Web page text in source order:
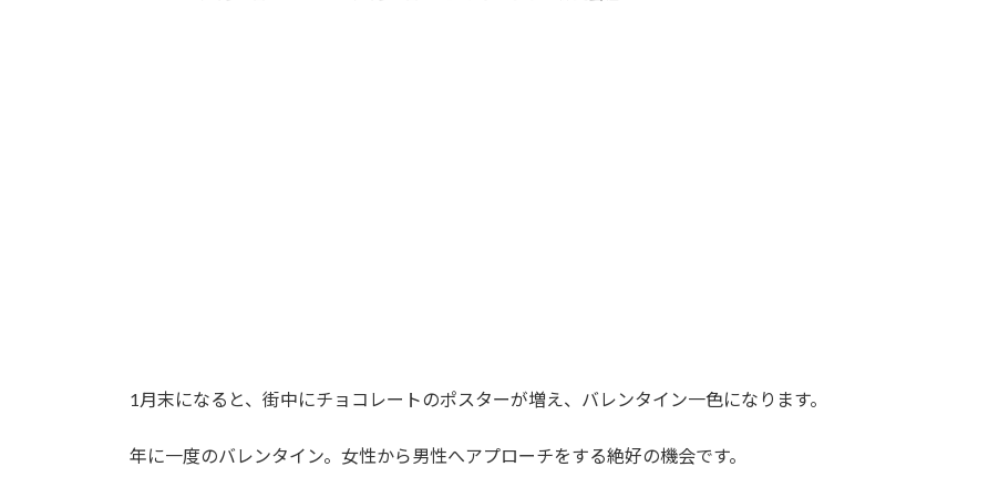
1月末になると、街中にチョコレートのポスターが増え、バレンタイン一色になります。
年に一度のバレンタイン。女性から男性へアプローチをする絶好の機会です。